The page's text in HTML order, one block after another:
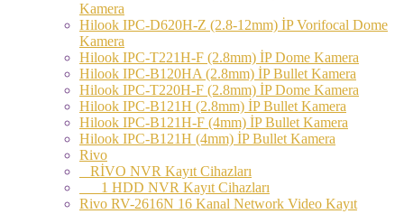
Kamera
Hilook IPC-D620H-Z (2.8-12mm) İP Vorifocal Dome
Kamera
Hilook IPC-T221H-F (2.8mm) İP Dome Kamera
Hilook IPC-B120HA (2.8mm) İP Bullet Kamera
Hilook IPC-T220H-F (2.8mm) İP Dome Kamera
Hilook IPC-B121H (2.8mm) İP Bullet Kamera
Hilook IPC-B121H-F (4mm) İP Bullet Kamera
Hilook IPC-B121H (4mm) İP Bullet Kamera
Rivo
RİVO NVR Kayıt Cihazları
1 HDD NVR Kayıt Cihazları
Rivo RV-2616N 16 Kanal Network Video Kayıt